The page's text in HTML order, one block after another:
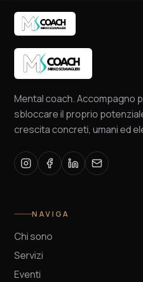
Mental coach. Accompagno
sbloccare il proprio
crescita concreti, umani ed
NAVIGA
Chi sono
Servizi
Eventi